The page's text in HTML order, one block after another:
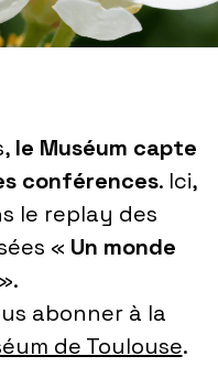
le Muséum capte
conférences. Ici,
le replay des
« Un monde
».
abonner à la
de Toulouse.